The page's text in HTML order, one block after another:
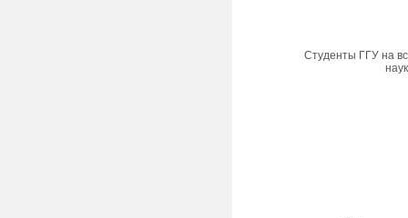
Студенты ГГУ на